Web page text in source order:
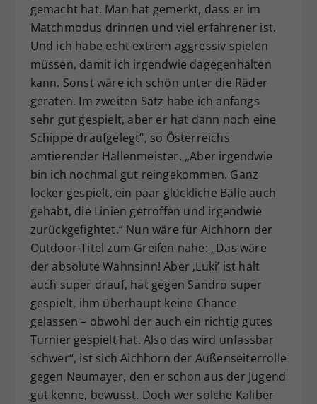
gemacht hat. Man hat gemerkt, dass er im
Matchmodus drinnen und viel erfahrener ist.
Und ich habe echt extrem aggressiv spielen
müssen, damit ich irgendwie dagegenhalten
kann. Sonst wäre ich schön unter die Räder
geraten. Im zweiten Satz habe ich anfangs
sehr gut gespielt, aber er hat dann noch eine
Schippe draufgelegt“, so Österreichs
amtierender Hallenmeister. „Aber irgendwie
bin ich nochmal gut reingekommen. Ganz
locker gespielt, ein paar glückliche Bälle auch
gehabt, die Linien getroffen und irgendwie
zurückgefightet.“ Nun wäre für Aichhorn der
Outdoor-Titel zum Greifen nahe: „Das wäre
der absolute Wahnsinn! Aber ‚Luki’ ist halt
auch super drauf, hat gegen Sandro super
gespielt, ihm überhaupt keine Chance
gelassen – obwohl der auch ein richtig gutes
Turnier gespielt hat. Also das wird unfassbar
schwer“, ist sich Aichhorn der Außenseiterrolle
gegen Neumayer, den er schon aus der Jugend
gut kenne, bewusst. Doch wer solche Kaliber